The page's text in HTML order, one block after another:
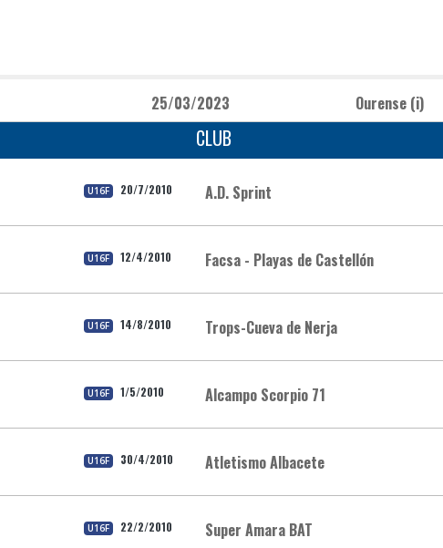
25/03/2023 Ourense (i)
CLUB
U16F 20/7/2010 A.D. Sprint
U16F 12/4/2010 Facsa - Playas de Castellón
U16F 14/8/2010 Trops-Cueva de Nerja
U16F 1/5/2010 Alcampo Scorpio 71
U16F 30/4/2010 Atletismo Albacete
U16F 22/2/2010 Super Amara BAT